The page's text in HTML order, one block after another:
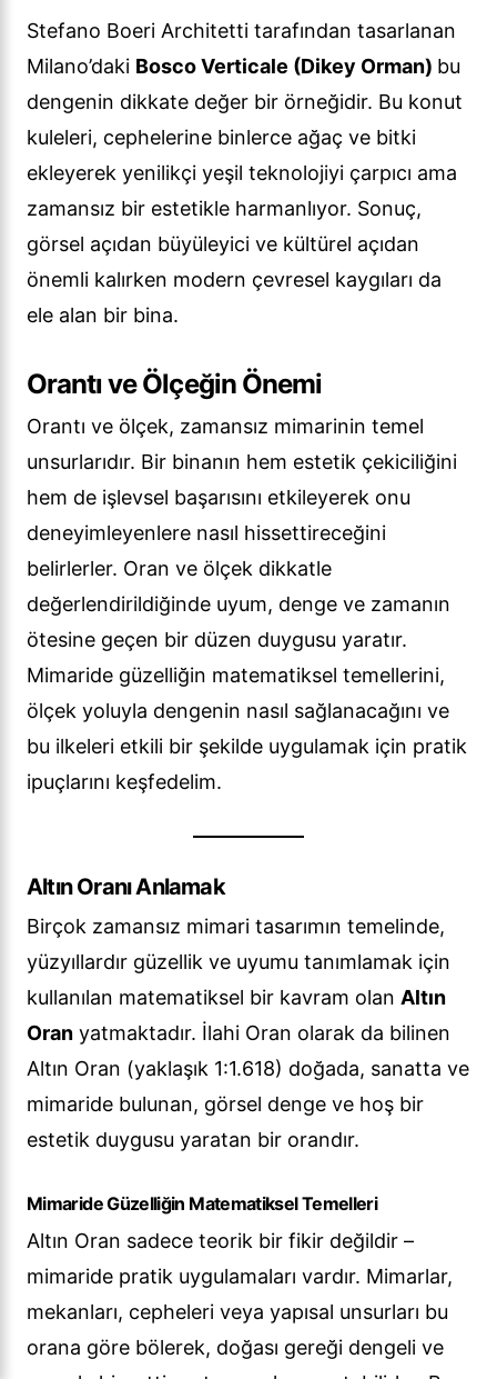
Stefano Boeri Architetti tarafından tasarlanan
Milano’daki Bosco Verticale (Dikey Orman) bu
dengenin dikkate değer bir örneğidir. Bu konut
kuleleri, cephelerine binlerce ağaç ve bitki
ekleyerek yenilikçi yeşil teknolojiyi çarpıcı ama
zamansız bir estetikle harmanlıyor. Sonuç,
görsel açıdan büyüleyici ve kültürel açıdan
önemli kalırken modern çevresel kaygıları da
ele alan bir bina.
Orantı ve Ölçeğin Önemi
Orantı ve ölçek, zamansız mimarinin temel
unsurlarıdır. Bir binanın hem estetik çekiciliğini
hem de işlevsel başarısını etkileyerek onu
deneyimleyenlere nasıl hissettireceğini
belirlerler. Oran ve ölçek dikkatle
değerlendirildiğinde uyum, denge ve zamanın
ötesine geçen bir düzen duygusu yaratır.
Mimaride güzelliğin matematiksel temellerini,
ölçek yoluyla dengenin nasıl sağlanacağını ve
bu ilkeleri etkili bir şekilde uygulamak için pratik
ipuçlarını keşfedelim.
Altın Oranı Anlamak
Birçok zamansız mimari tasarımın temelinde,
yüzyıllardır güzellik ve uyumu tanımlamak için
kullanılan matematiksel bir kavram olan Altın
Oran yatmaktadır. İlahi Oran olarak da bilinen
Altın Oran (yaklaşık 1:1.618) doğada, sanatta ve
mimaride bulunan, görsel denge ve hoş bir
estetik duygusu yaratan bir orandır.
Mimaride Güzelliğin Matematiksel Temelleri
Altın Oran sadece teorik bir fikir değildir –
mimaride pratik uygulamaları vardır. Mimarlar,
mekanları, cepheleri veya yapısal unsurları bu
orana göre bölerek, doğası gereği dengeli ve